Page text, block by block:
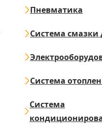
Пневматика
Система смазки
Система
Система